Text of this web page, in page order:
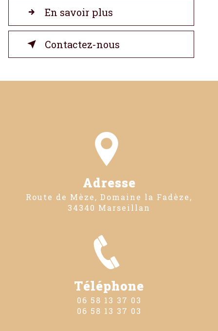
En savoir plus
Contactez-nous
Adresse
Route de Mèze, Domaine la Fadèze,
34340 Marseillan
Téléphone
06 58 13 37 03
06 58 13 37 03